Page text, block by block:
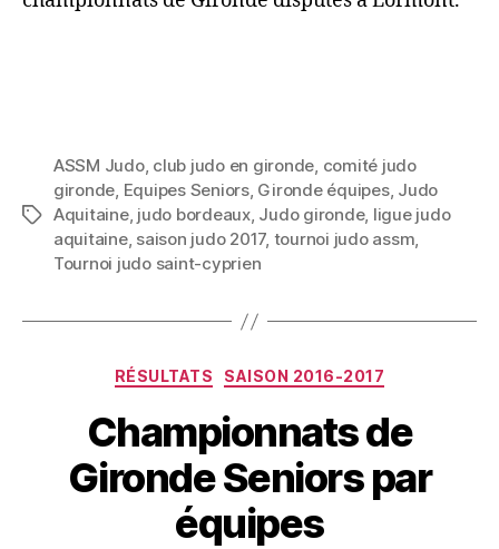
ASSM Judo, club judo en gironde, comité judo
gironde, Equipes Seniors, Gironde équipes, Judo
Aquitaine, judo bordeaux, Judo gironde, ligue judo
aquitaine, saison judo 2017, tournoi judo assm,
Tournoi judo saint-cyprien
RÉSULTATS SAISON 2016-2017
Championnats de
Gironde Seniors par
équipes